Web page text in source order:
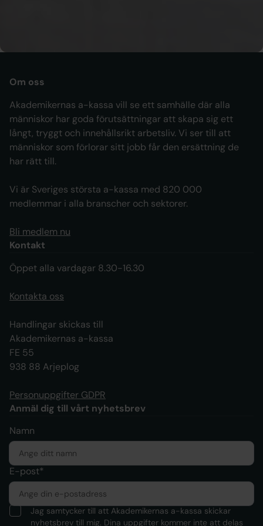
Om oss
Akademikernas a-kassa vill se ett samhälle där alla
människor har goda förutsättningar att skapa sig ett
långt, tryggt och innehållsrikt arbetsliv. Vi ser till att
människor som förlorar sitt jobb får den ersättning de
har rätt till.
Vi är Sveriges största a-kassa med 820 000
medlemmar i alla branscher och sektorer.
Bli medlem nu
Kontakt
Öppet alla vardagar 8.30-16.30
Kontakta oss
Handlingar skickas till
Akademikernas a-kassa
FE 55
938 88 Arjeplog
Personuppgifter GDPR
Anmäl dig till vårt nyhetsbrev
Namn
E-post*
Jag samtycker till att Akademikernas a-kassa skickar
nyhetsbrev till mig. Dina uppgifter kommer inte att delas